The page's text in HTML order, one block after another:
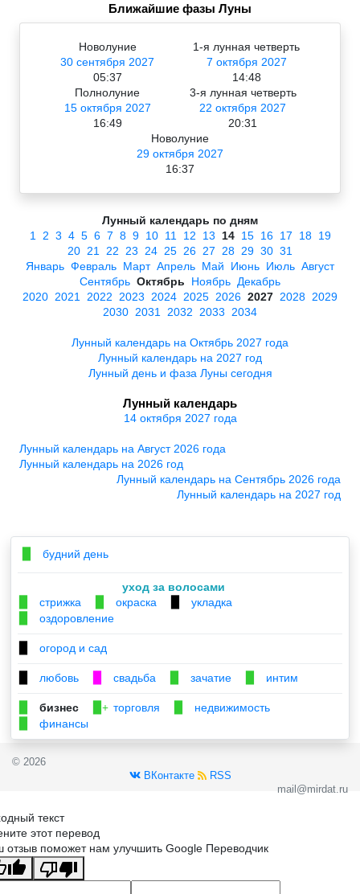
Ближайшие фазы Луны
Новолуние
30 сентября 2027
05:37
1-я лунная четверть
7 октября 2027
14:48
Полнолуние
15 октября 2027
16:49
3-я лунная четверть
22 октября 2027
20:31
Новолуние
29 октября 2027
16:37
Лунный календарь по дням
1
2 3 4 5 6 7 8 9 10 11 12 13 14 15 16 17 18 19
20 21 22 23 24 25 26 27 28 29 30 31
Январь Февраль Март Апрель Май Июнь Июль Август
Сентябрь Октябрь Ноябрь Декабрь
2020 2021 2022 2023 2024 2025 2026 2027 2028 2029
2030 2031 2032 2033 2034
Лунный календарь на Октябрь 2027 года
Лунный календарь на 2027 год
Лунный день и фаза Луны сегодня
Лунный календарь
14 октября 2027 года
Лунный календарь на Август 2026 года
Лунный календарь на 2026 год
Лунный календарь на Сентябрь 2026 года
Лунный календарь на 2027 год
будний день
уход за волосами
стрижка окраска укладка
оздоровление
огород и сад
любовь свадьба зачатие интим
бизнес ▉+ торговля недвижимость
финансы
© 2026
ВКонтакте
RSS
mail@mirdat.ru
текст
этот перевод
отзыв поможет нам улучшить Google Переводчик